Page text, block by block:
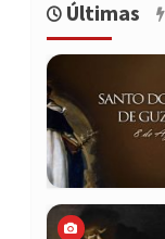
Últimas